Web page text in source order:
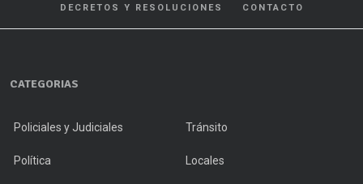
DECRETOS Y RESOLUCIONES
CONTACTO
CATEGORIAS
Policiales y Judiciales Tránsito
Política Locales